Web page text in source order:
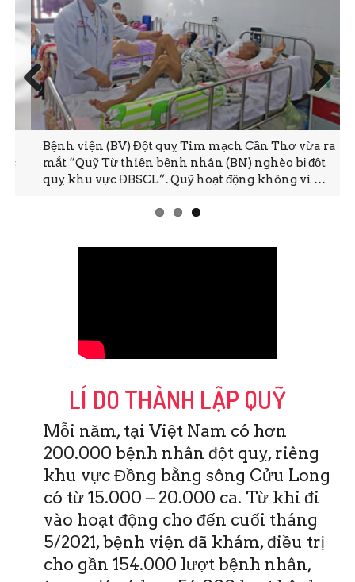
Bệnh viện (BV) Đột quỵ Tim mạch Cần Thơ vừa ra
mắt “Quỹ Từ thiện bệnh nhân (BN) nghèo bị đột
quỵ khu vực ĐBSCL”. Quỹ hoạt động không vì …
Prev
ious
Next
LÍ DO THÀNH LẬP QUỸ
Mỗi năm, tại Việt Nam có hơn
200.000 bệnh nhân đột quỵ, riêng
khu vực Đồng bằng sông Cửu Long
có từ 15.000 – 20.000 ca. Từ khi đi
vào hoạt động cho đến cuối tháng
5/2021, bệnh viện đã khám, điều trị
cho gần 154.000 lượt bệnh nhân,